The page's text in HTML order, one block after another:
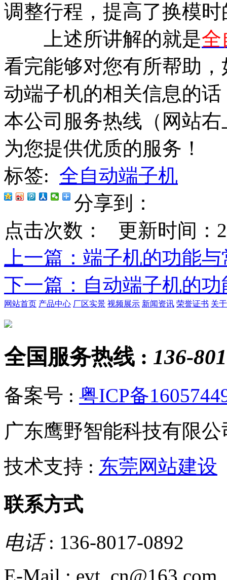
调整行程，提高了换模
上述所讲解的就是全
看完能够对您有所帮助
动端子机的相关信息的
本公司服务热线（网站
为您提供优质的服务！
标签: 全自动端子机
分享到：
点击次数：
更新时间：
上一篇 ：端子机的功能
下一篇 ：自动端子机的
网站首页 产品中心 厂区实景 视频展示 新闻资讯 荣誉证书 关
全国服务热线 : 136-
备案号 : 粤ICP备
广东鹰野智能科技有限
技术支持 : 东莞网站建设
联系方式
电话: 136-8017-0892